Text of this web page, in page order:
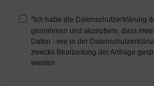
Ich habe die Datenschutzerklärung
genommen und akzeptiere, dass
Daten - wie in der
zwecks Bearbeitung der Anfrage
werden.